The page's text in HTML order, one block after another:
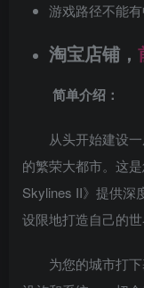
游戏路径不能有
淘宝店铺，
简单介绍：
从头开始建设
的繁荣大都市。这
Skylines II》提供深
设限地打造自己的世
为您的城市打